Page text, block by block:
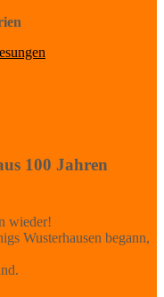
100 Jahren
wieder!
Wusterhausen begann,